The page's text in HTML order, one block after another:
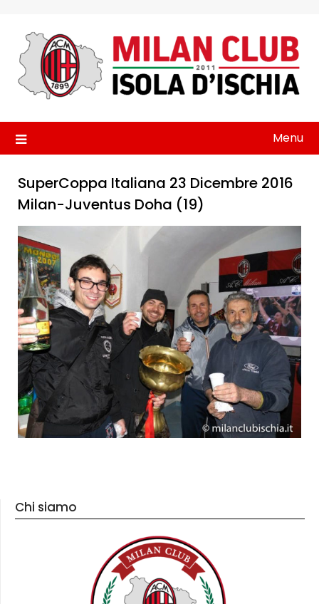
content
Menu
SuperCoppa Italiana 23 Dicembre 2016
Milan-Juventus Doha (19)
Chi siamo